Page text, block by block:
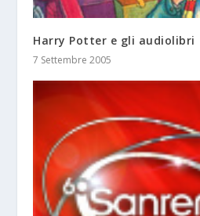
Harry Potter e gli audiolibri
7 Settembre 2005